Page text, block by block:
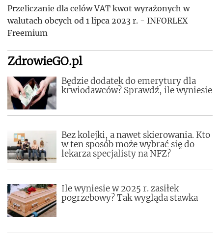
Przeliczanie dla celów VAT kwot wyrażonych w
walutach obcych od 1 lipca 2023 r. - INFORLEX
Freemium
ZdrowieGO.pl
Będzie dodatek do emerytury dla
krwiodawców? Sprawdź, ile wyniesie
Bez kolejki, a nawet skierowania. Kto
w ten sposób może wybrać się do
lekarza specjalisty na NFZ?
Ile wyniesie w 2025 r. zasiłek
pogrzebowy? Tak wygląda stawka